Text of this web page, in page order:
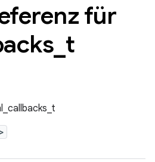
für
t
>